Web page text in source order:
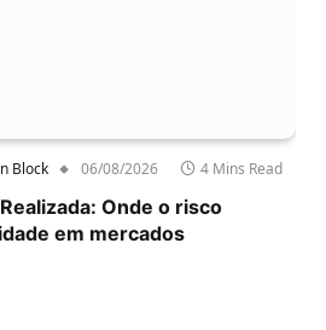
Block 06/08/2026 4 Mins Read
Onde o risco
em mercados